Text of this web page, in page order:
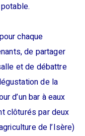
chaque
de partager
et de débattre
de la
d’un bar à eaux
clôturés par deux
de l’Isère)